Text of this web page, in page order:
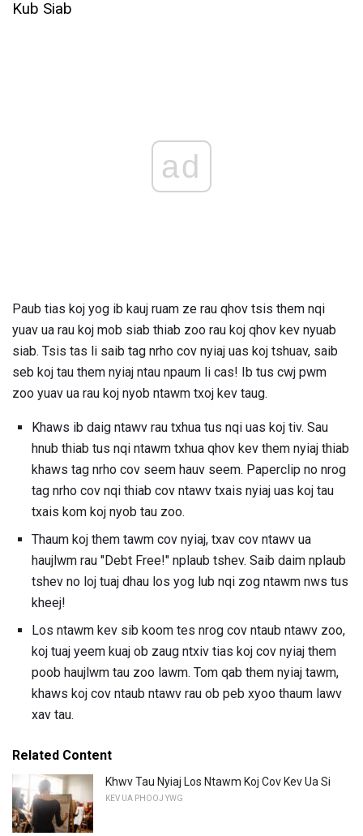
Kub Siab
ad
Paub tias koj yog ib kauj ruam ze rau qhov tsis them nqi
yuav ua rau koj mob siab thiab zoo rau koj qhov kev nyuab
siab. Tsis tas li saib tag nrho cov nyiaj uas koj tshuav, saib
seb koj tau them nyiaj ntau npaum li cas! Ib tus cwj pwm
zoo yuav ua rau koj nyob ntawm txoj kev taug.
Khaws ib daig ntawv rau txhua tus nqi uas koj tiv. Sau
hnub thiab tus nqi ntawm txhua qhov kev them nyiaj thiab
khaws tag nrho cov seem hauv seem. Paperclip no nrog
tag nrho cov nqi thiab cov ntawv txais nyiaj uas koj tau
txais kom koj nyob tau zoo.
Thaum koj them tawm cov nyiaj, txav cov ntawv ua
haujlwm rau "Debt Free!" nplaub tshev. Saib daim nplaub
tshev no loj tuaj dhau los yog lub nqi zog ntawm nws tus
kheej!
Los ntawm kev sib koom tes nrog cov ntaub ntawv zoo,
koj tuaj yeem kuaj ob zaug ntxiv tias koj cov nyiaj them
poob haujlwm tau zoo lawm. Tom qab them nyiaj tawm,
khaws koj cov ntaub ntawv rau ob peb xyoo thaum lawv
xav tau.
Related Content
Khwv Tau Nyiaj Los Ntawm Koj Cov Kev Ua Si
KEV UA PHOOJ YWG